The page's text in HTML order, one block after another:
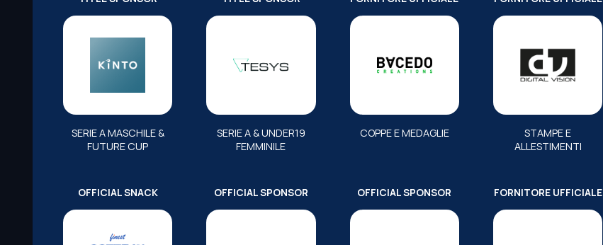
SERIE A MASCHILE &
FUTURE CUP
SERIE A & UNDER19
FEMMINILE
COPPE E MEDAGLIE
STAMPE E
ALLESTIMENTI
OFFICIAL SNACK OFFICIAL SPONSOR OFFICIAL SPONSOR FORNITORE UFFICIALE